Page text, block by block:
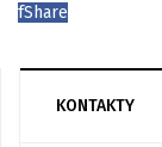
fShare
KONTAKTY